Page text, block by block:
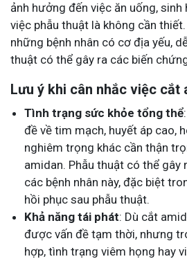
ảnh hưởng đến việc ăn uống, sinh
việc phẫu thuật là không cần
những bệnh nhân có cơ địa yếu,
thuật có thể gây ra các biến
Lưu ý khi cân nhắc việc cắt
Tình trạng sức khỏe tổng thể
đề về tim mạch, huyết áp cao,
nghiêm trọng khác cần thận
amidan. Phẫu thuật có thể gây
các bệnh nhân này, đặc biệt
hồi phục sau phẫu thuật.
Khả năng tái phát: Dù cắt
được vấn đề tạm thời, nhưng
hợp, tình trạng viêm họng hay